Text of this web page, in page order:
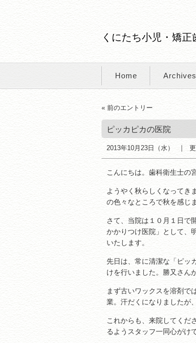
くにたち小児・矯
Home Archives
« 前のエントリー
ピッカピカの医院
2013年10月23日（水）
こんにちは。歯科衛生士の
ようやく秋らしくなってき
の色々なところで秋を感じま
さて、当院は１０月１日で
かかりつけ医院」として、
いたします。
先日は、常に清潔な「ピッ
けを行いました。勝又さん
まず古いワックスを溶剤で
業。汗だくになりましたが
これからも、来院してくだ
るようスタッフ一同心がけ